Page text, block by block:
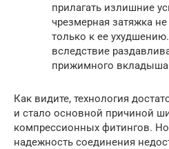
прилагать излишние
чрезмерная затяжка
только к ее
вследствие
прижимного вкладыша
Как видите, технология
и стало основной причиной
компрессионных фитингов. Но
надежность соединения